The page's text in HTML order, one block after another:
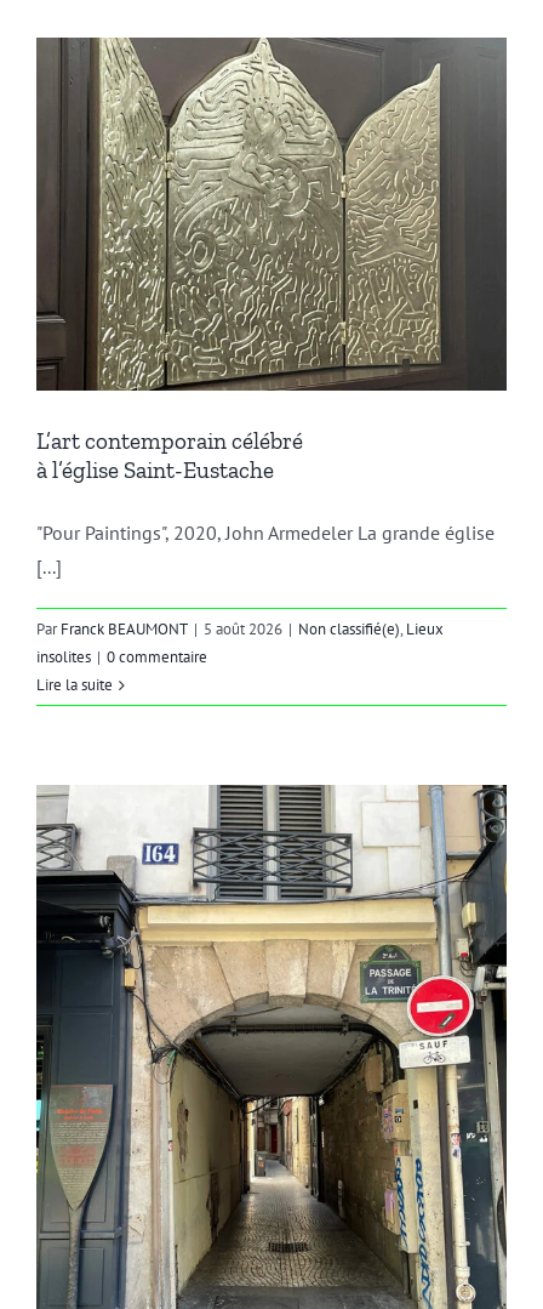
L’art contemporain célébré
à l’église Saint-Eustache
"Pour Paintings", 2020, John Armedeler La grande église
[...]
ParFranck BEAUMONT | 5 août 2026 | Non classifié(e), Lieux
insolites | 0 commentaire
Lire la suite